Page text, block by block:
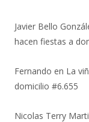
Javier Bello
hacen fiestas a
Fernando en La
domicilio #6.655
Nicolas Terry